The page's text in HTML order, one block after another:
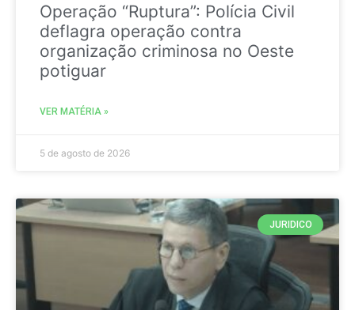
Operação “Ruptura”: Polícia Civil
deflagra operação contra
organização criminosa no Oeste
potiguar
VER MATÉRIA »
5 de agosto de 2026
JURIDICO